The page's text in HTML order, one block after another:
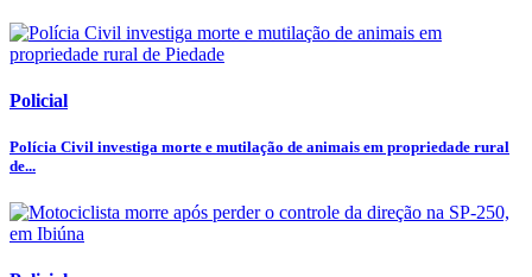
Policial
Polícia Civil investiga morte e mutilação de animais em propriedade rural
de...